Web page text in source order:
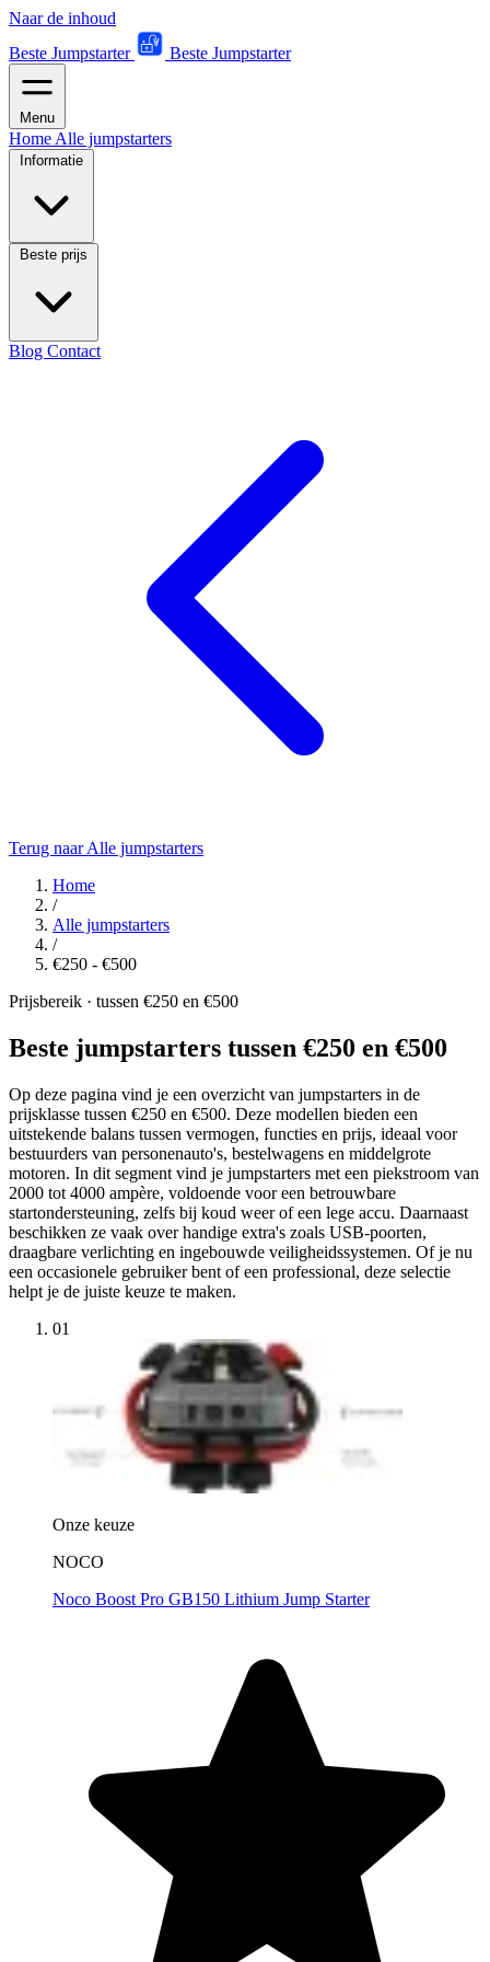
Naar de inhoud
Beste Jumpstarter
Beste Jumpstarter
Menu
Home Alle jumpstarters
Informatie
Beste prijs
Blog Contact
Terug naar Alle jumpstarters
Home
/
Alle jumpstarters
/
€250 - €500
Prijsbereik · tussen €250 en €500
Beste jumpstarters tussen €250 en €500
Op deze pagina vind je een overzicht van jumpstarters in de
prijsklasse tussen €250 en €500. Deze modellen bieden een
uitstekende balans tussen vermogen, functies en prijs, ideaal voor
bestuurders van personenauto's, bestelwagens en middelgrote
motoren. In dit segment vind je jumpstarters met een piekstroom van
2000 tot 4000 ampère, voldoende voor een betrouwbare
startondersteuning, zelfs bij koud weer of een lege accu. Daarnaast
beschikken ze vaak over handige extra's zoals USB-poorten,
draagbare verlichting en ingebouwde veiligheidssystemen. Of je nu
een occasionele gebruiker bent of een professional, deze selectie
helpt je de juiste keuze te maken.
01
Onze keuze
NOCO
Noco Boost Pro GB150 Lithium Jump Starter